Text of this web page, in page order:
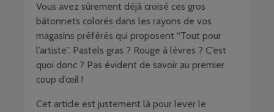
Vous avez sûrement déjà croisé ces gros
bâtonnets colorés dans les rayons de vos
magasins préférés qui proposent “Tout pour
l’artiste”. Pastels gras ? Rouge à lèvres ? C’est
quoi donc ? Pas évident de savoir au premier
coup d’œil !
Cet article est justement là pour lever le